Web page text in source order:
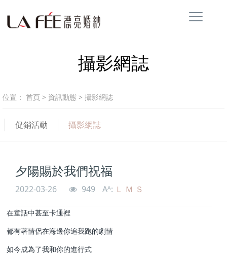
攝影網誌
位置： 首頁 > 資訊動態 > 攝影網誌
促銷活動 攝影網誌
夕陽賜於我們祝福
2022-03-26 949 Aᴬ: Ｌ Ｍ Ｓ
在童話中甚至卡通裡
都有著情侶在海邊你追我跑的劇情
如今成為了我和你的進行式